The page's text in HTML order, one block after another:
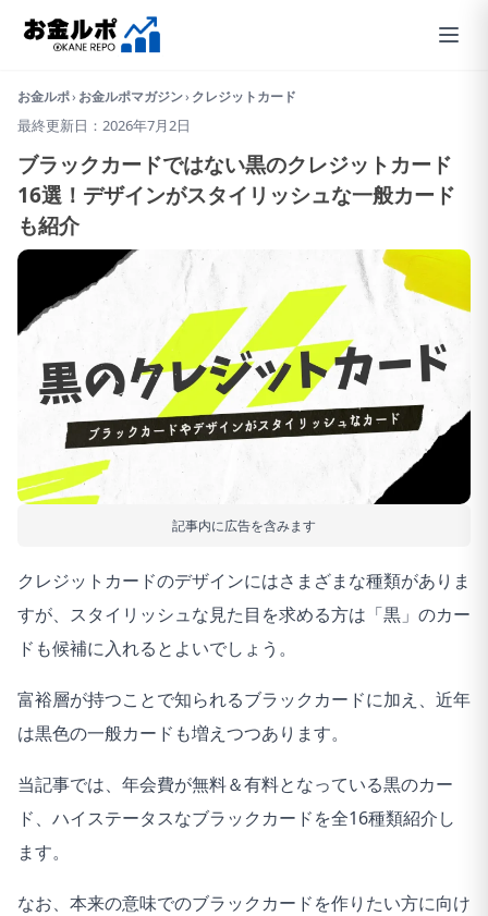
お金ルポ› お金ルポマガジン› クレジットカード
最終更新日：2026年7月2日
ブラックカードではない黒のクレジットカード
16選！デザインがスタイリッシュな一般カード
も紹介
記事内に広告を含みます
クレジットカードのデザインにはさまざまな種類がありま
すが、スタイリッシュな見た目を求める方は「黒」のカー
ドも候補に入れるとよいでしょう。
富裕層が持つことで知られるブラックカードに加え、近年
は黒色の一般カードも増えつつあります。
当記事では、年会費が無料＆有料となっている黒のカー
ド、ハイステータスなブラックカードを全16種類紹介し
ます。
なお、本来の意味でのブラックカードを作りたい方に向け